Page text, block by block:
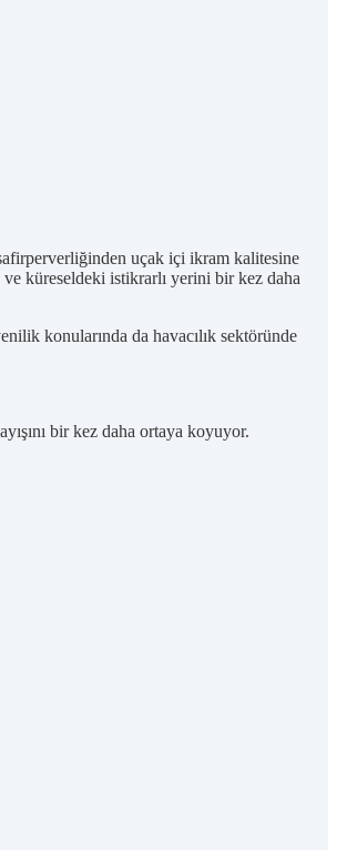
uçak içi ikram kalitesine
küreseldeki istikrarlı yerini bir kez daha
konularında da havacılık sektöründe
bir kez daha ortaya koyuyor.